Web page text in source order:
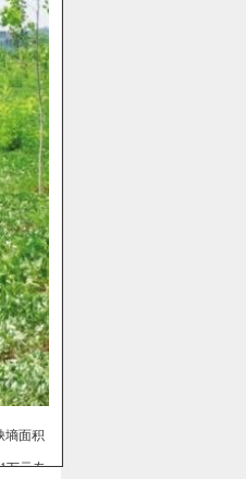
墒面积
万元专